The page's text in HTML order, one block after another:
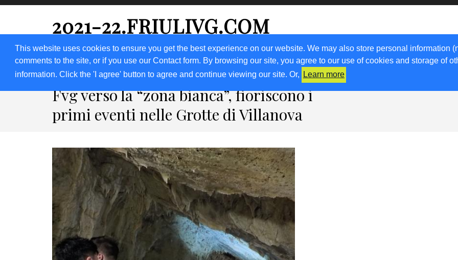
This website uses cookies to ensure you get the best experience on our website. We may also store personal information
comments to the site, or if you use our Contact form. By browsing our site, you agree to our use of cookies and storage of
information. Click the 'I agree' button to agree and continue viewing our site. Or,
Learn more
2021-22.FRIULIVG.COM
HOME 2023 2020 2019 2018 RICETTE KM0 VIGNETO FVG FRIULIVG.IT LIBRI
Fvg verso la “zona bianca”, fioriscono i
primi eventi nelle Grotte di Villanova